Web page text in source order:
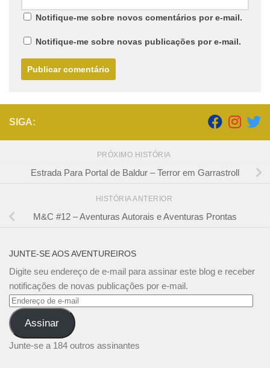
Notifique-me sobre novos comentários por e-mail.
Notifique-me sobre novas publicações por e-mail.
SIGA:
PRÓXIMO HISTÓRIA
Estrada Para Portal de Baldur – Terror em Garrastroll
HISTÓRIA ANTERIOR
M&C #12 – Aventuras Autorais e Aventuras Prontas
JUNTE-SE AOS AVENTUREIROS
Digite seu endereço de e-mail para assinar este blog e receber
notificações de novas publicações por e-mail.
Endereço
de
e-
mail
Assinar
Junte-se a 184 outros assinantes